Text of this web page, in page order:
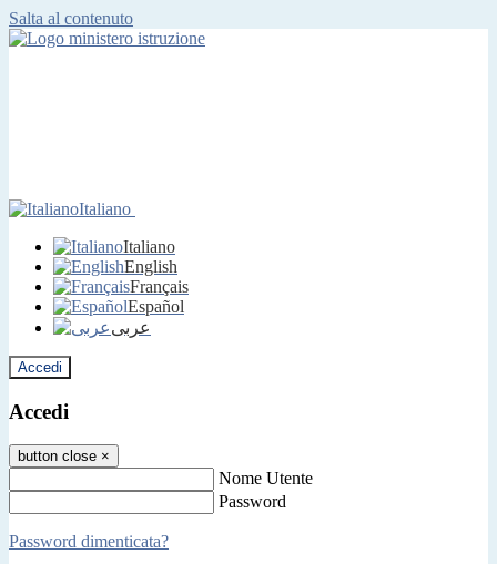
Salta al contenuto
Italiano
Italiano
English
Français
Español
عربى
Accedi
Accedi
button close ×
Nome Utente
Password
Password dimenticata?